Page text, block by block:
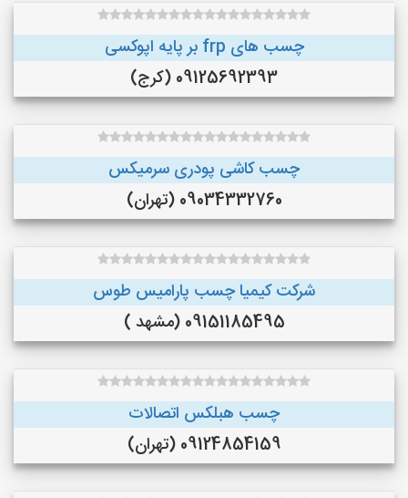
چسب های frp بر پایه اپوکسی
09125692393 (کرج)
چسب کاشی پودری سرمیکس
09034332760 (تهران)
شرکت کیمیا چسب پارامیس طوس
09151185495 (مشهد )
چسب هبلکس اتصالات
09124854159 (تهران)